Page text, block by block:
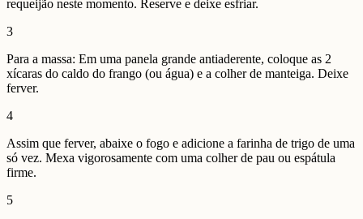
requeijão neste momento. Reserve e deixe esfriar.
3
Para a massa: Em uma panela grande antiaderente, coloque as 2
xícaras do caldo do frango (ou água) e a colher de manteiga. Deixe
ferver.
4
Assim que ferver, abaixe o fogo e adicione a farinha de trigo de uma
só vez. Mexa vigorosamente com uma colher de pau ou espátula
firme.
5